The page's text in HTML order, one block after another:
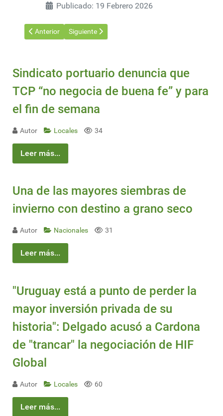
Publicado: 19 Febrero 2026
Artículo anterior: Paraguay y Argentina retoman su comisión
Anterior Artículo siguiente: Brasil: En marzo abren
Siguiente
Sindicato portuario denuncia que
TCP “no negocia de buena fe” y para
el fin de semana
Autor Locales 34
Leer más...
Una de las mayores siembras de
invierno con destino a grano seco
Autor Nacionales 31
Leer más...
"Uruguay está a punto de perder la
mayor inversión privada de su
historia": Delgado acusó a Cardona
de "trancar" la negociación de HIF
Global
Autor Locales 60
Leer más...